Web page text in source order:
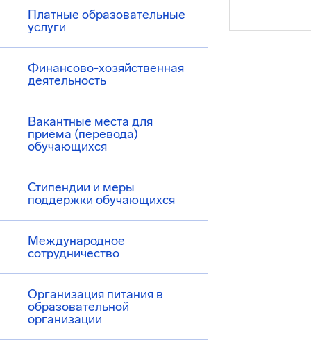
Платные образовательные
услуги
Финансово-хозяйственная
деятельность
Вакантные места для
приёма (перевода)
обучающихся
Стипендии и меры
поддержки обучающихся
Международное
сотрудничество
Организация питания в
образовательной
организации